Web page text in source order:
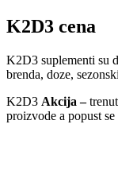
K2D3 cena
K2D3 suplementi su
brenda, doze,
K2D3 Akcija –
proizvode a popust